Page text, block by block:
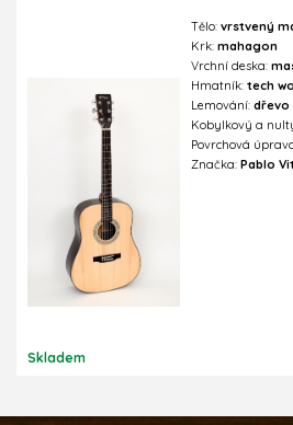
Skladem
Tělo:vrstvený
Krk:mahagon
Vrchní deska:
Hmatník:tech
Lemování:dřevo
Kobylkový a
Povrchová
Značka:Pablo